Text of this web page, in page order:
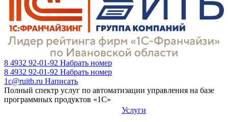
8 4932 92-01-92 Набрать номер
8 4932 92-01-92 Набрать номер
1c@ruitb.ru Написать
Полный спектр услуг по автоматизации управления на базе
программных продуктов «1С»
Услуги